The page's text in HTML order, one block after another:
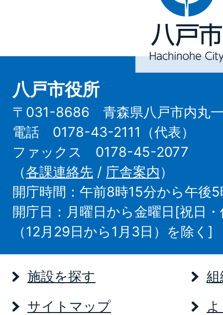
市
Hachinohe
City
八戸市役所
〒031-8686 青森県八戸市内丸一
電話 0178-43-2111（代表）
ファックス 0178-45-2077
（各課連絡先 / 庁舎案内）
開庁時間：午前8時15分から午後5
開庁日：月曜日から金曜日[祝日
（12月29日から1月3日）を除く]
施設を探す
サイトマップ